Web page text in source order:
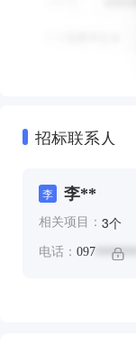
招标联系人
李 李**
相关项目： 3个
电话： 097 *******